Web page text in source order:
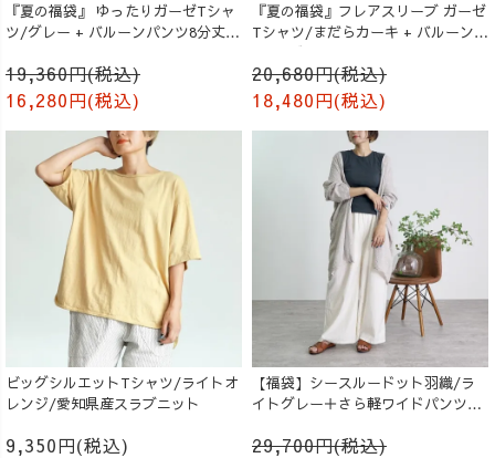
『夏の福袋』 ゆったりガーゼTシャ
ツ/グレー + バルーンパンツ8分丈/
19,360円(税込)
16,280円(税込)
『夏の福袋』フレアスリーブ ガーゼ
Tシャツ/まだらカーキ + バルーンパ
ンツ/ブラック
20,680円(税込)
18,480円(税込)
ビッグシルエットTシャツ/ライトオ
レンジ/愛知県産スラブニット
9,350円(税込)
【福袋】シースルードット羽織/ラ
イトグレー＋さら軽ワイドパンツ/
29,700円(税込)